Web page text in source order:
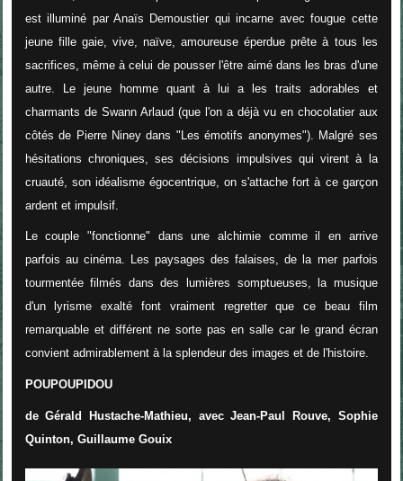
est illuminé par Anaïs Demoustier qui incarne avec fougue cette
jeune fille gaie, vive, naïve, amoureuse éperdue prête à tous les
sacrifices, même à celui de pousser l'être aimé dans les bras d'une
autre. Le jeune homme quant à lui a les traits adorables et
charmants de Swann Arlaud (que l'on a déjà vu en chocolatier aux
côtés de Pierre Niney dans "Les émotifs anonymes"). Malgré ses
hésitations chroniques, ses décisions impulsives qui virent à la
cruauté, son idéalisme égocentrique, on s'attache fort à ce garçon
ardent et impulsif.
Le couple "fonctionne" dans une alchimie comme il en arrive
parfois au cinéma. Les paysages des falaises, de la mer parfois
tourmentée filmés dans des lumières somptueuses, la musique
d'un lyrisme exalté font vraiment regretter que ce beau film
remarquable et différent ne sorte pas en salle car le grand écran
convient admirablement à la splendeur des images et de l'histoire.
POUPOUPIDOU
de Gérald Hustache-Mathieu, avec Jean-Paul Rouve, Sophie
Quinton, Guillaume Gouix